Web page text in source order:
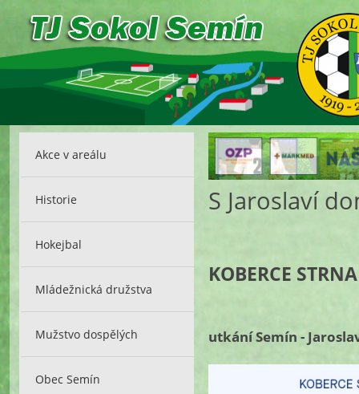
Akce v areálu
Historie
Hokejbal
Mládežnická družstva
Mužstvo dospělých
Obec Semín
S Jaroslaví
KOBERCE
utkání Semín -